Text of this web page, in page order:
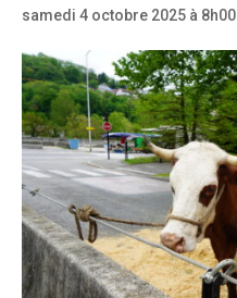
samedi 4 octobre 2025 à 8h00